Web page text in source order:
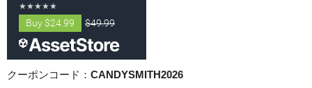
クーポンコード： CANDYSMITH2026